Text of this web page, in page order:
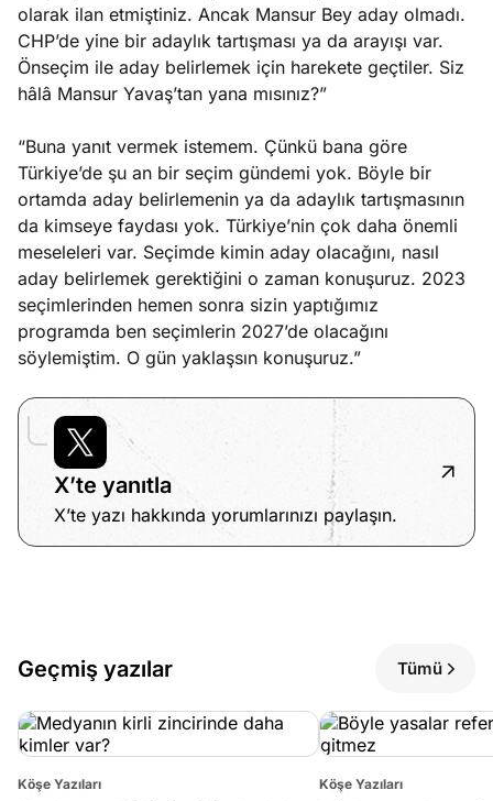
olarak ilan etmiştiniz. Ancak Mansur Bey aday olmadı.
CHP’de yine bir adaylık tartışması ya da arayışı var.
Önseçim ile aday belirlemek için harekete geçtiler. Siz
hâlâ Mansur Yavaş’tan yana mısınız?”
“Buna yanıt vermek istemem. Çünkü bana göre
Türkiye’de şu an bir seçim gündemi yok. Böyle bir
ortamda aday belirlemenin ya da adaylık tartışmasının
da kimseye faydası yok. Türkiye’nin çok daha önemli
meseleleri var. Seçimde kimin aday olacağını, nasıl
aday belirlemek gerektiğini o zaman konuşuruz. 2023
seçimlerinden hemen sonra sizin yaptığımız
programda ben seçimlerin 2027’de olacağını
söylemiştim. O gün yaklaşsın konuşuruz.”
X’te yanıtla
X’te yazı hakkında yorumlarınızı paylaşın.
Geçmiş yazılar Tümü
Köşe Yazıları Köşe Yazıları